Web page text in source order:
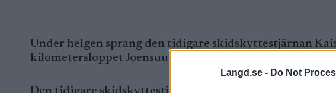
Langd.se - Do Not
Under helgen sprang den tidigare skidskyttestjärnan
kilometersloppet Joensuu Run med 38 sekunders